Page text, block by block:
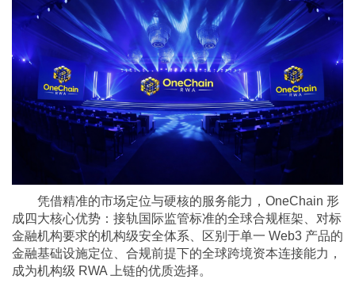
凭借精准的市场定位与硬核的服务能力，OneChain 形
成四大核心优势：接轨国际监管标准的全球合规框架、对标
金融机构要求的机构级安全体系、区别于单一 Web3 产品的
金融基础设施定位、合规前提下的全球跨境资本连接能力，
成为机构级 RWA 上链的优质选择。